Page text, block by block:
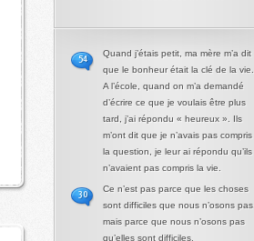
Quand j’étais petit, ma mère m’a dit
que le bonheur était la clé de la vie.
A l’école, quand on m’a demandé
d’écrire ce que je voulais être plus
tard, j’ai répondu « heureux ». Ils
m’ont dit que je n’avais pas compris
la question, je leur ai répondu qu’ils
n’avaient pas compris la vie.
54
Ce n’est pas parce que les choses
sont difficiles que nous n’osons pas,
mais parce que nous n’osons pas
qu’elles sont difficiles.
30